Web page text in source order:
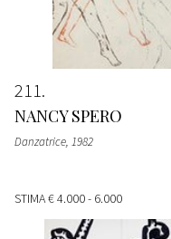
211
NANCY SPERO
Danzatrice, 1982
STIMA€ 4.000 - 6.000